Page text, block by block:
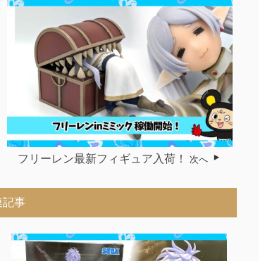
フリーレン最新フィギュア入荷！ 次へ
記事